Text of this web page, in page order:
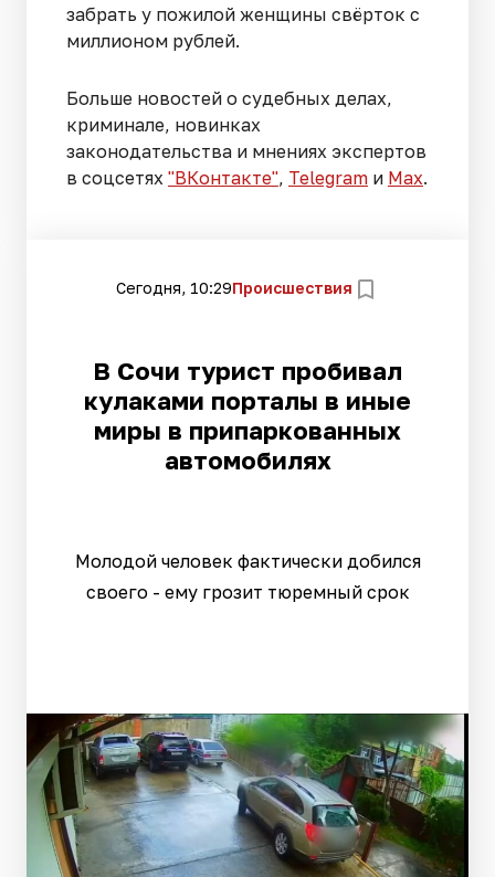
забрать у пожилой женщины свёрток с
миллионом рублей.
Больше новостей о судебных делах,
криминале, новинках
законодательства и мнениях экспертов
в соцсетях "ВКонтакте", Telegram и Max.
Сегодня, 10:29Происшествия
В Сочи турист пробивал
кулаками порталы в иные
миры в припаркованных
автомобилях
Молодой человек фактически добился
своего - ему грозит тюремный срок